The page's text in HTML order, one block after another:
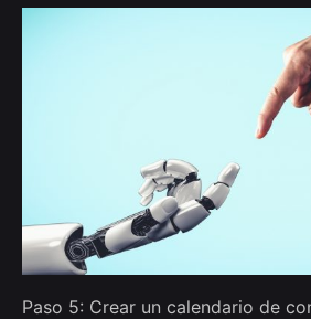
Paso 5: Crear un calendario de